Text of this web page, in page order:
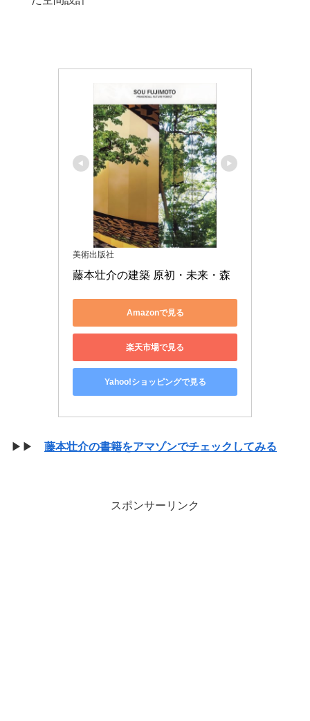
美術出版社
藤本壮介の建築 原初・未来・森
Amazonで見る
楽天市場で見る
Yahoo!ショッピングで見る
▶▶ 藤本壮介の書籍をアマゾンでチェックしてみる
スポンサーリンク